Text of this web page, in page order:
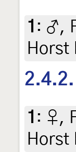
1 : ♂,
Horst
2.4.2.
1 : ♀,
Horst